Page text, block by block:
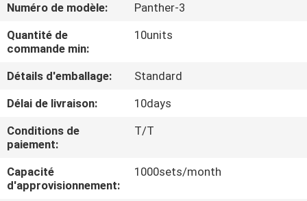
VISITE
D'USINE
CONTRÔLE
DE
QUALITÉ
CONTACTEZ-
Numéro de modèle:
Panther-3
Quantité de
commande min:
10units
Détails d'emballage:
Standard
Délai de livraison:
10days
Conditions de
paiement:
T/T
Capacité
d'approvisionnement:
1000sets/month